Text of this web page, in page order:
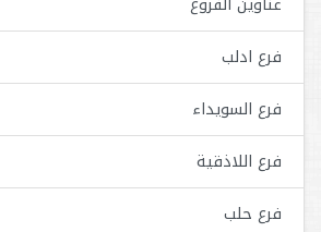
فرع ادلب
فرع السويداء
فرع اللاذقية
فرع حلب